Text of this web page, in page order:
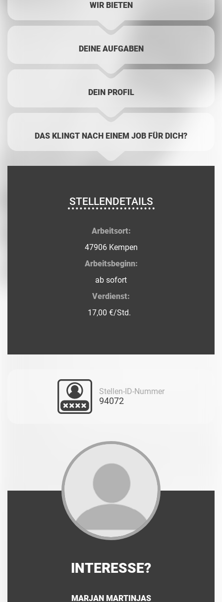
WIR BIETEN
DEINE AUFGABEN
DEIN PROFIL
DAS KLINGT NACH EINEM JOB FÜR DICH?
STELLENDETAILS
Arbeitsort:
47906 Kempen
Arbeitsbeginn:
ab sofort
Verdienst:
17,00 €/Std.
Stellen-ID-Nummer
94072
INTERESSE?
MARJAN MARTINJAS